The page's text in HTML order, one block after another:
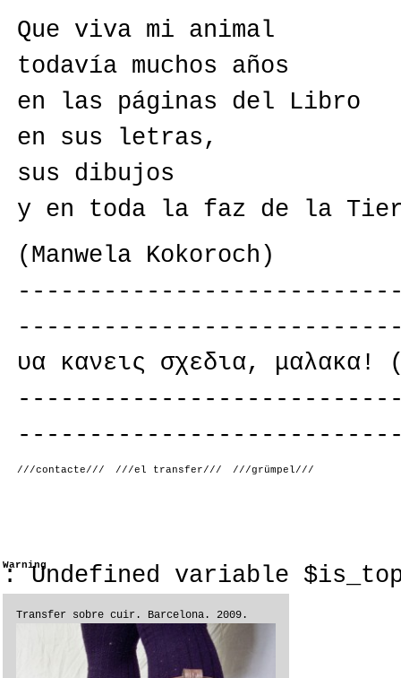
Que viva mi animal
todavía muchos años
en las páginas del Libro
en sus letras,
sus dibujos
y en toda la faz de la
(Manwela Kokoroch)
υα κανεις σχεδια,
///contacte/// ///el transfer/// ///grümpel///
Warning
: Undefined variable
Transfer sobre cuir. Barcelona. 2009.